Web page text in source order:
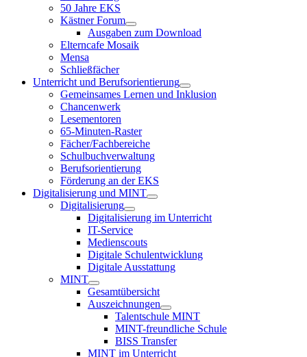
50 Jahre EKS
Kästner Forum
Ausgaben zum Download
Elterncafe Mosaik
Mensa
Schließfächer
Unterricht und Berufsorientierung
Gemeinsames Lernen und Inklusion
Chancenwerk
Lesementoren
65-Minuten-Raster
Fächer/Fachbereiche
Schulbuchverwaltung
Berufsorientierung
Förderung an der EKS
Digitalisierung und MINT
Digitalisierung
Digitalisierung im Unterricht
IT-Service
Medienscouts
Digitale Schulentwicklung
Digitale Ausstattung
MINT
Gesamtübersicht
Auszeichnungen
Talentschule MINT
MINT-freundliche Schule
BISS Transfer
MINT im Unterricht